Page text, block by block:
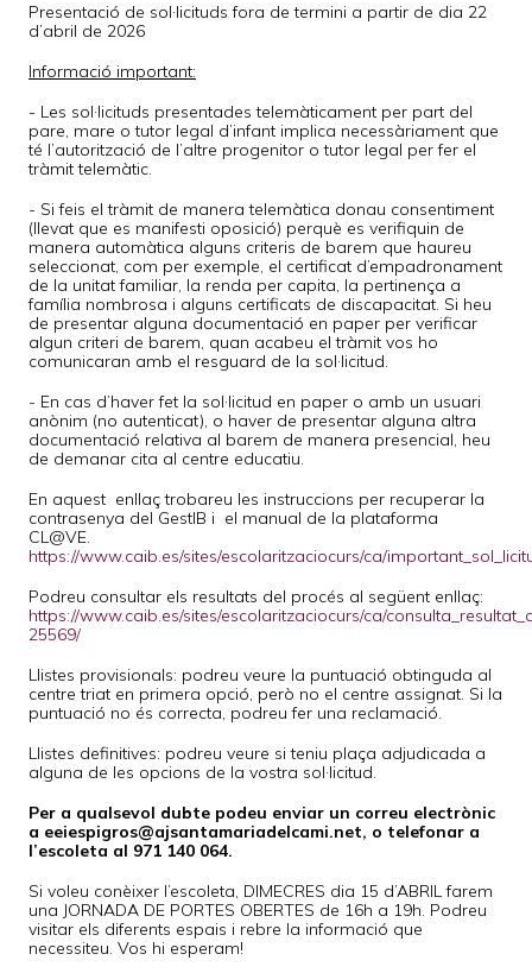
Presentació de sol·licituds fora de termini a partir de dia 22
d’abril de 2026
Informació important:
- Les sol·licituds presentades telemàticament per part del
pare, mare o tutor legal d’infant implica necessàriament que
té l’autorització de l’altre progenitor o tutor legal per fer el
tràmit telemàtic.
- Si feis el tràmit de manera telemàtica donau consentiment
(llevat que es manifesti oposició) perquè es verifiquin de
manera automàtica alguns criteris de barem que haureu
seleccionat, com per exemple, el certificat d’empadronament
de la unitat familiar, la renda per capita, la pertinença a
família nombrosa i alguns certificats de discapacitat. Si heu
de presentar alguna documentació en paper per verificar
algun criteri de barem, quan acabeu el tràmit vos ho
comunicaran amb el resguard de la sol·licitud.
- En cas d’haver fet la sol·licitud en paper o amb un usuari
anònim (no autenticat), o haver de presentar alguna altra
documentació relativa al barem de manera presencial, heu
de demanar cita al centre educatiu.
En aquest enllaç trobareu les instruccions per recuperar la
contrasenya del GestIB i el manual de la plataforma
CL@VE.
https://www.caib.es/sites/escolaritzaciocurs/ca/
Podreu consultar els resultats del procés al següent enllaç:
https://www.caib.es/sites/escolaritzaciocurs/ca/
25569/
Llistes provisionals: podreu veure la puntuació obtinguda al
centre triat en primera opció, però no el centre assignat. Si la
puntuació no és correcta, podreu fer una reclamació.
Llistes definitives: podreu veure si teniu plaça adjudicada a
alguna de les opcions de la vostra sol·licitud.
Per a qualsevol dubte podeu enviar un correu electrònic
a eeiespigros@ajsantamariadelcami.net, o telefonar a
l’escoleta al 971 140 064.
Si voleu conèixer l’escoleta, DIMECRES dia 15 d’ABRIL farem
una JORNADA DE PORTES OBERTES de 16h a 19h. Podreu
visitar els diferents espais i rebre la informació que
necessiteu. Vos hi esperam!